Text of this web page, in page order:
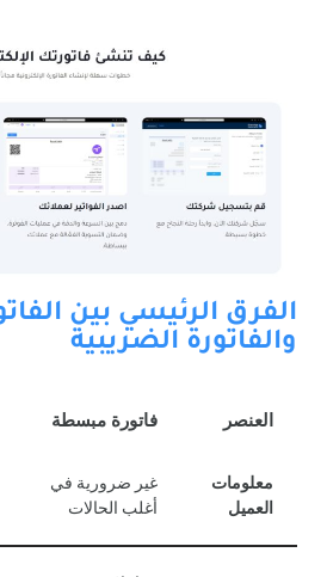
الفرق الرئيسي بين
والفاتورة الضريبية
العنصر فاتورة مبسطة
معلومات
العميل
غير ضرورية في
أغلب الحالات